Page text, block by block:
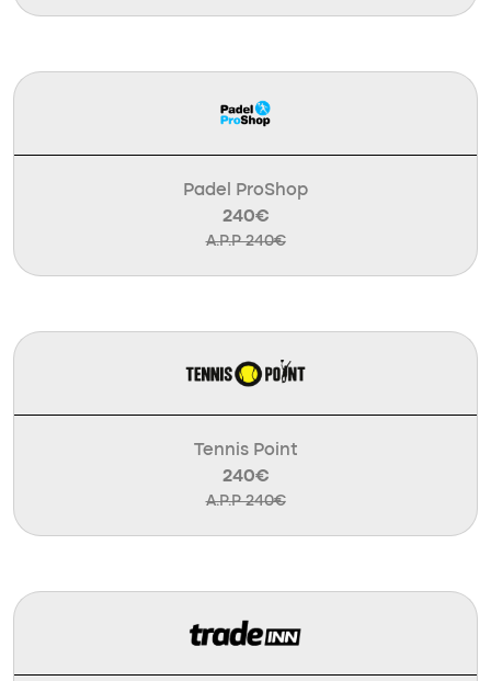
Padel ProShop
240€
A.P.P 240€
Tennis Point
240€
A.P.P 240€